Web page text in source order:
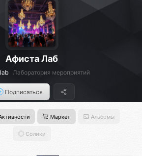
Афиста Лаб
Лаборатория мероприятий
Подписаться
Маркет Альбомы
Солики